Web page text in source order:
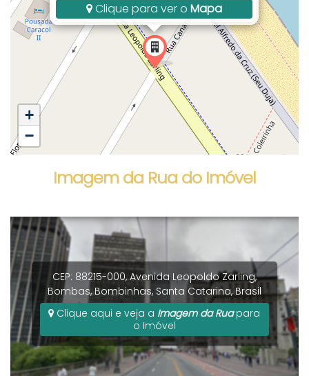
Clique para ver o Mapa
+
−
Imagem da Rua do Imóvel
CEP: 88215-000,Avenida Leopoldo Zarling,
Bombas,Bombinhas, Santa Catarina,Brasil
Clique aqui e veja a Imagem da Ruapara
o Imóvel